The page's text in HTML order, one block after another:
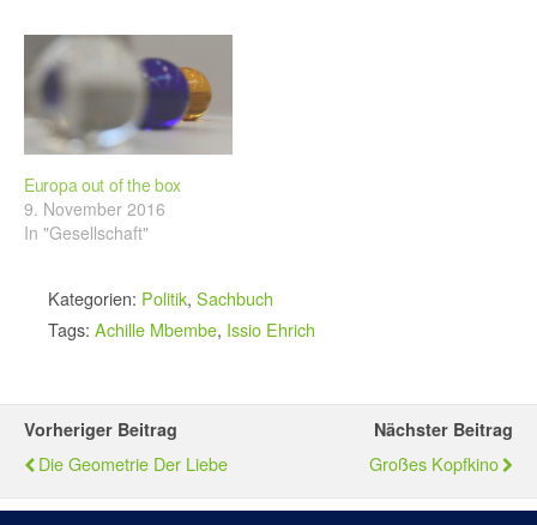
Europa out of the box
9. November 2016
In "Gesellschaft"
Kategorien: Politik, Sachbuch
Tags: Achille Mbembe, Issio Ehrich
Vorheriger Beitrag
Die Geometrie Der Liebe
Nächster Beitrag
Großes Kopfkino